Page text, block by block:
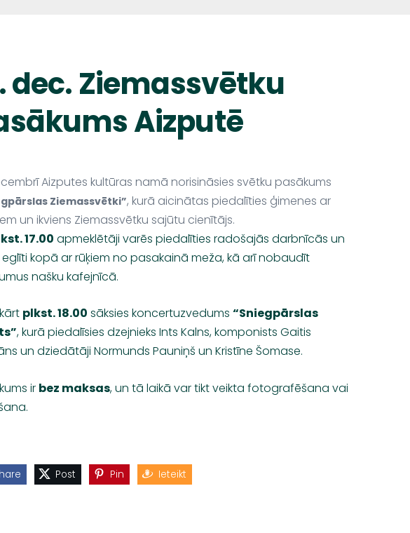
dec. Ziemassvētku
Aizputē
Aizputes kultūras namā norisināsies svētku pasākums
Ziemassvētki”, kurā aicinātas piedalīties ģimenes ar
un ikviens Ziemassvētku sajūtu cienītājs.
17.00 apmeklētāji varēs piedalīties radošajās darbnīcās un
kopā ar rūķiem no pasakainā meža, kā arī nobaudīt
našku kafejnīcā.
plkst. 18.00 sāksies koncertuzvedums“Sniegpārslas
, kurā piedalīsies dzejnieks Ints Kalns, komponists Gaitis
un dziedātāji Normunds Pauniņš un Kristīne Šomase.
ir bez maksas, un tā laikā var tikt veikta fotografēšana vai
Post Pin Ieteikt